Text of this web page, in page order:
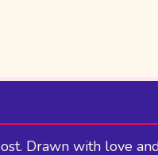
Drawn with love